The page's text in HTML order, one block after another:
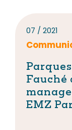
07 / 2021
Fauché
EMZ